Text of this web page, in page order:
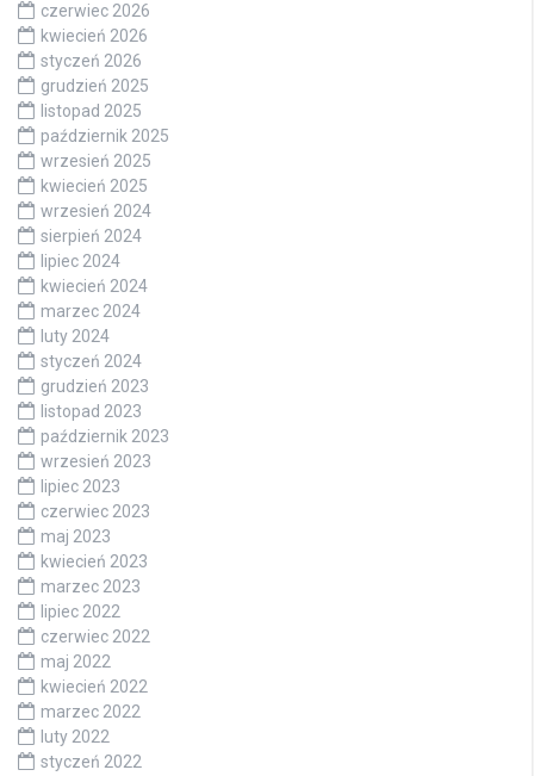
czerwiec 2026
kwiecień 2026
styczeń 2026
grudzień 2025
listopad 2025
październik 2025
wrzesień 2025
kwiecień 2025
wrzesień 2024
sierpień 2024
lipiec 2024
kwiecień 2024
marzec 2024
luty 2024
styczeń 2024
grudzień 2023
listopad 2023
październik 2023
wrzesień 2023
lipiec 2023
czerwiec 2023
maj 2023
kwiecień 2023
marzec 2023
lipiec 2022
czerwiec 2022
maj 2022
kwiecień 2022
marzec 2022
luty 2022
styczeń 2022